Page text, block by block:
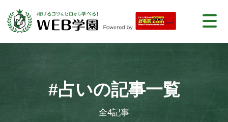
#占いの記事一覧
全4記事